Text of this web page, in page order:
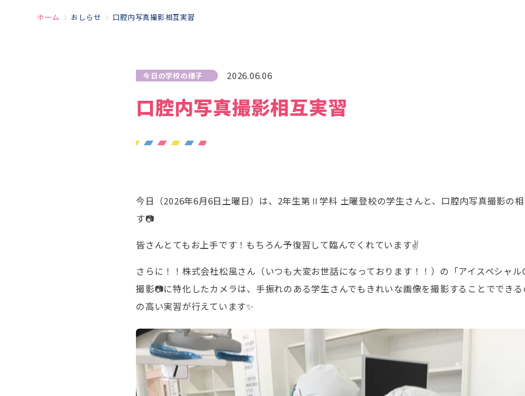
ホーム おしらせ 口腔内写真撮影相互実習
今日の学校の様子 2026.06.06
口腔内写真撮影相互実習
今日（2026年6月6日土曜日）は、2年生第Ⅱ学科 土曜登校の学生さんと、口腔内写真撮影の
す📷
皆さんとてもお上手です！もちろん予復習して臨んでくれています✌
さらに！！株式会社松風さん（いつも大変お世話になっております！！）の「アイスペシャ
撮影📷に特化したカメラは、手振れのある学生さんでもきれいな画像を撮影することででき
の高い実習が行えています✨